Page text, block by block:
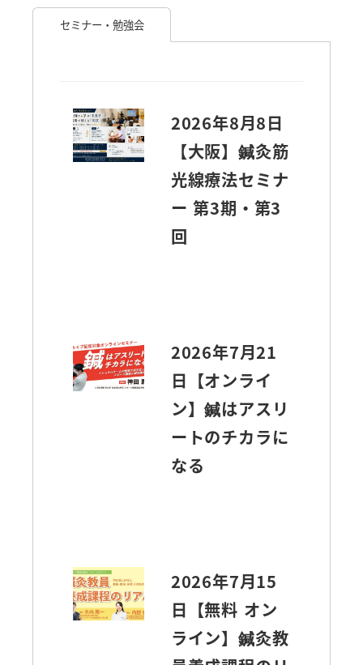
セミナー・勉強会
2026年8月8日
【大阪】鍼灸筋
光線療法セミナ
ー 第3期・第3
回
2026年7月21
日【オンライ
ン】鍼はアスリ
ートのチカラに
なる
2026年7月15
日【無料 オン
ライン】鍼灸教